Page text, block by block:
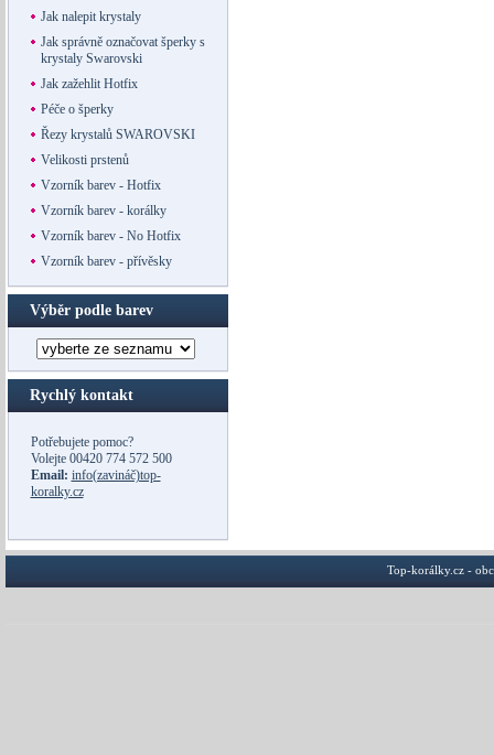
Jak nalepit krystaly
Jak správně označovat šperky s
krystaly Swarovski
Jak zažehlit Hotfix
Péče o šperky
Řezy krystalů SWAROVSKI
Velikosti prstenů
Vzorník barev - Hotfix
Vzorník barev - korálky
Vzorník barev - No Hotfix
Vzorník barev - přívěsky
Výběr podle barev
Rychlý kontakt
Potřebujete pomoc?
Volejte 00420 774 572 500
Email: info(zavináč)top-
koralky.cz
Top-korálky.cz -